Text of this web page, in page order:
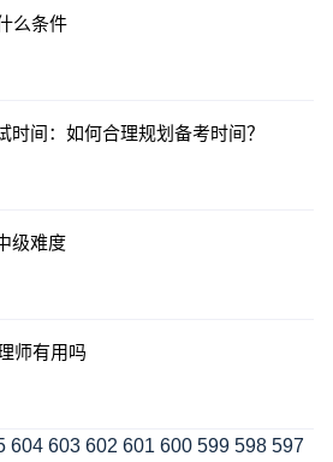
么条件
时间：如何合理规划备考时间？
级难度
师有用吗
604 603 602 601 600 599 598 597